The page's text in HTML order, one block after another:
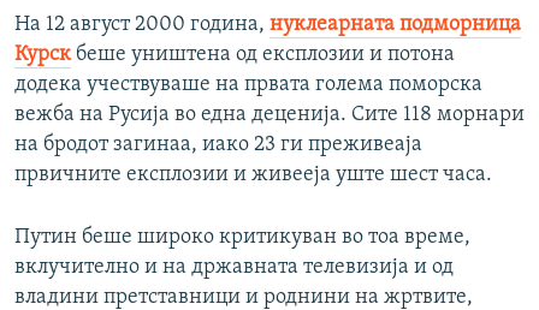
На 12 август 2000 година, нуклеарната подморница
Курскбеше уништена од експлозии и потона
додека учествуваше на првата голема поморска
вежба на Русија во една деценија. Сите 118 морнари
на бродот загинаа, иако 23 ги преживеаја
првичните експлозии и живееја уште шест часа.
Путин беше широко критикуван во тоа време,
вклучително и на државната телевизија и од
владини претставници и роднини на жртвите,